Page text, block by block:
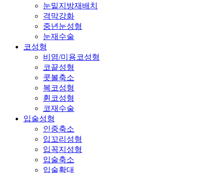
눈밑지방재배치
격막강화
중년눈성형
눈재수술
코성형
비염/미용코성형
코끝성형
콧볼축소
복코성형
휜코성형
코재수술
입술성형
인중축소
입꼬리성형
입꼭지성형
입술축소
입술확대